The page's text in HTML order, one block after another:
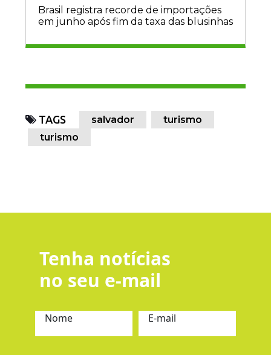
Brasil registra recorde de importações
em junho após fim da taxa das blusinhas
TAGS salvador
turismo
turismo
Tenha notícias
no seu e-mail
Nome E-mail